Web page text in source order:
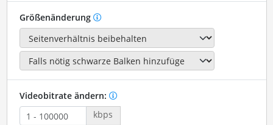
Größenänderung
Videobitrate ändern:
kbps